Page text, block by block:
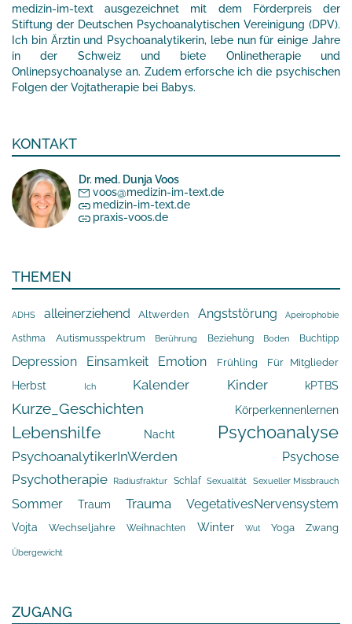
medizin-im-text ausgezeichnet mit dem Förderpreis der
Stiftung der Deutschen Psychoanalytischen Vereinigung (DPV).
Ich bin Ärztin und Psychoanalytikerin, lebe nun für einige Jahre
in der Schweiz und biete Onlinetherapie und
Onlinepsychoanalyse an. Zudem erforsche ich die psychischen
Folgen der Vojtatherapie bei Babys.
KONTAKT
Dr. med. Dunja Voos
voos@medizin-im-text.de
medizin-im-text.de
praxis-voos.de
THEMEN
ADHS alleinerziehend Altwerden Angststörung Apeirophobie
Asthma Autismusspektrum Berührung Beziehung Boden Buchtipp
Depression Einsamkeit Emotion Frühling Für Mitglieder
Herbst Ich Kalender Kinder kPTBS
Kurze_Geschichten Körperkennenlernen
Lebenshilfe Nacht Psychoanalyse
PsychoanalytikerInWerden Psychose
Psychotherapie Radiusfraktur Schlaf Sexualität Sexueller Missbrauch
Sommer Traum Trauma VegetativesNervensystem
Vojta Wechseljahre Weihnachten Winter Wut Yoga Zwang
Übergewicht
ZUGANG